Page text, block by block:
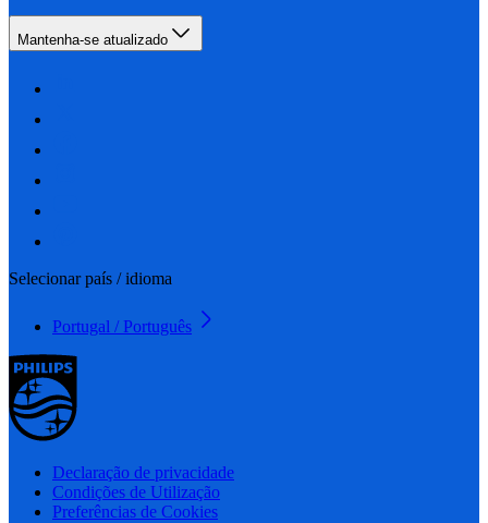
Mantenha-se atualizado
Selecionar país / idioma
Portugal / Português
Declaração de privacidade
Condições de Utilização
Preferências de Cookies